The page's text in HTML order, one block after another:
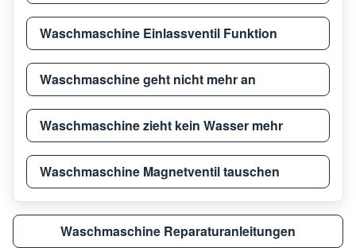
Neff
Neff DA 1200 / EDST
Neff
Waschmaschine Einlassventil Funktion
Waschmaschine geht nicht mehr an
Waschmaschine zieht kein Wasser mehr
Waschmaschine Magnetventil tauschen
Waschmaschine Reparaturanleitungen